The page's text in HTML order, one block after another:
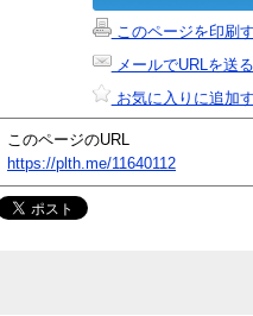
このページを印刷
メールでURLを送る
お気に入りに追加
このページのURL
https://plth.me/11640112